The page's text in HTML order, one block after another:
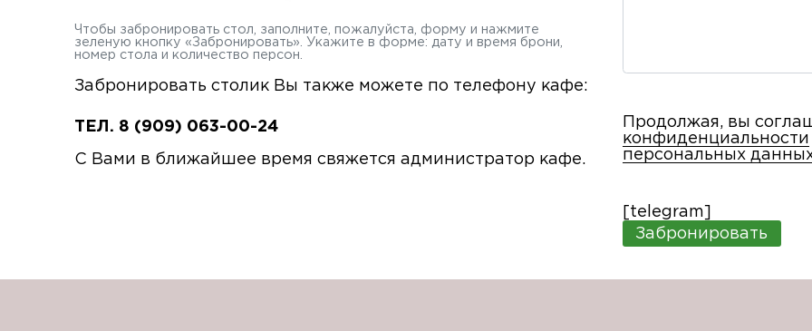
Чтобы забронировать стол, заполните, пожалуйста, форму и нажмите
зеленую кнопку «Забронировать». Укажите в форме: дату и время брони,
номер стола и количество персон.
Забронировать столик Вы также можете по телефону кафе:
ТЕЛ. 8 (909) 063-00-24
С Вами в ближайшее время свяжется администратор кафе.
Продолжая, вы
конфиденциальности
персональных
[telegram]